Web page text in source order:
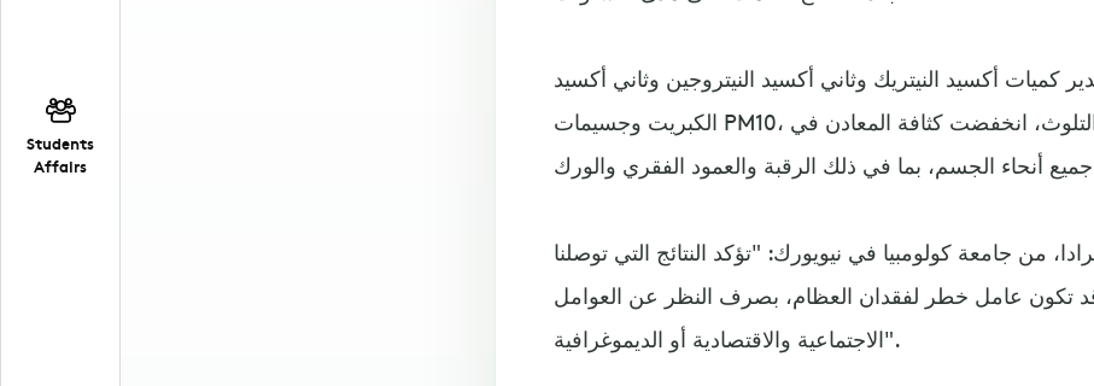
Students
Affairs
كميات أكسيد النيتريك وثاني أكسيد النيتروجين وثاني أكسيد
الكبريت وجسيمات PM10، وجد الباحثون أنه مع ارتفاع التلوث، انخفضت كثافة المعادن في
من جامعة كولومبيا في نيويورك: "تؤكد النتائج التي توصلنا
قد تكون عامل خطر لفقدان العظام، بصرف النظر عن العوامل
الاجتماعية والاقتصادية أو الديموغرافية".